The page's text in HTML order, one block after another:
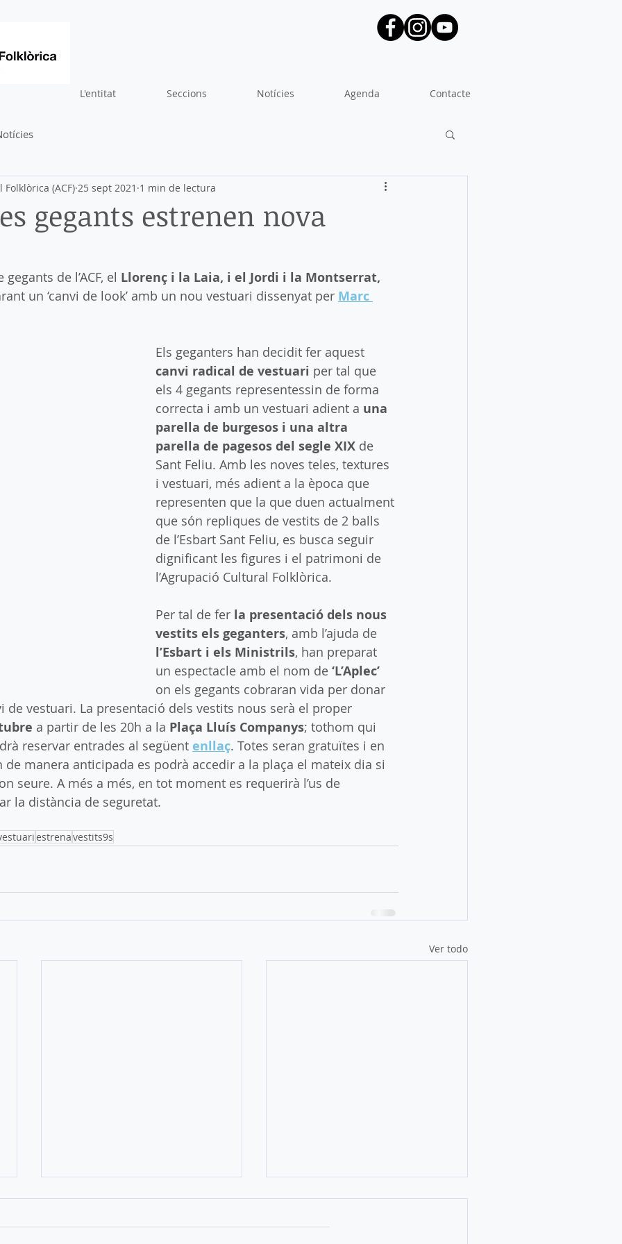
L'entitat Seccions Notícies Agenda Contacte
gegants estrenen nova
(ACF) 25 sept 2021 1 min de lectura
de l’ACF, el Llorenç i la Laia, i el Jordi i la Montserrat,
un ‘canvi de look’ amb un nou vestuari dissenyat per Marc
Els geganters han decidit fer aquest
canvi radical de vestuari per tal que
els 4 gegants representessin de forma
correcta i amb un vestuari adient a una
parella de burgesos i una altra
parella de pagesos del segle XIX de
Sant Feliu. Amb les noves teles, textures
i vestuari, més adient a la època que
representen que la que duen actualment
que són repliques de vestits de 2 balls
de l’Esbart Sant Feliu, es busca seguir
dignificant les figures i el patrimoni de
l’Agrupació Cultural Folklòrica.
Per tal de fer la presentació dels nous
vestits els geganters, amb l’ajuda de
l’Esbart i els Ministrils, han preparat
un espectacle amb el nom de ‘L’Aplec’
on els gegants cobraran vida per donar
de vestuari. La presentació dels vestits nous serà el proper
a partir de les 20h a la Plaça Lluís Companys; tothom qui
reservar entrades al següent enllaç. Totes seran gratuïtes i en
de manera anticipada es podrà accedir a la plaça el mateix dia si
seure. A més a més, en tot moment es requerirà l’us de
la distància de seguretat.
estrenavestits9s
Ver todo